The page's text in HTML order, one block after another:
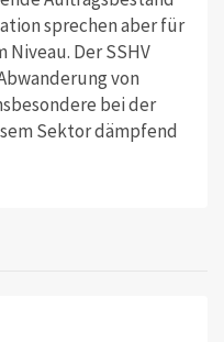
sprechen aber für
Der SSHV
von
bei der
Sektor dämpfend